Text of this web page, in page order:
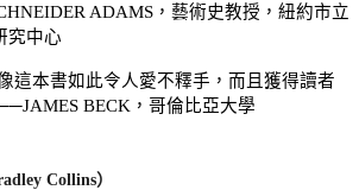
ADAMS，藝術史教授，紐約市立
究中心
這本書如此令人愛不釋手，而且獲得讀者
BECK，哥倫比亞大學
Collins）